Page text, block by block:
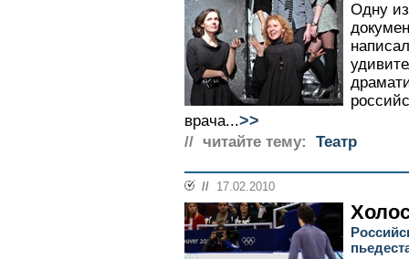
Одну
врача...>>
// читайте тему: Театр
// 17.02.2010